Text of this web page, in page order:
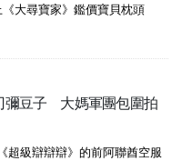
大尋寶家》鑑價寶貝枕頭
彌豆子 大媽軍團包圍拍
超級辯辯辯》的前阿聯酋空服